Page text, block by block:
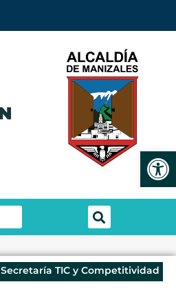
Secretaría TIC y Competitividad